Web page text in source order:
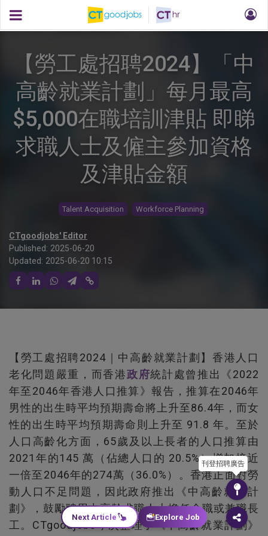
【勞工處招聘2024】「中
高齡就業計劃」每月最高
$5,000在職培訓津貼 即睇
求職人士及僱主參加資格
及津貼金額
Talent Acquisition Workforce Planning
CTgoodjobs' Editor
Published: 2025-06-20
Updated: 2025-06-20 10:15
【勞工處招聘2024｜中高齡就業計劃】香港人口
老化問題嚴重，而香港政府統計處曾推出《2022
年至2046年香港人口推算》報告，推算在2046年
男性的出生時平均預期壽命將上升至86.4年，而女
性的出生時平均預期壽命則上升至 91.8 年。至於
人口高齡化方面，65歲及以上長者的人口推算由
2021年的145 萬（佔總人口的 20.5%）增加接近
一倍至2046年的274萬（36.0%）。香港正面對勞
動人口不足問題，因此政府推出《中高齡就業計
劃》，鼓勵聘用中高齡求職人士擔任全職或兼職長
工。CTgoodjobs今次整理了《中高齡就業計劃》
刊登招聘廣告
Next Article Explore Job